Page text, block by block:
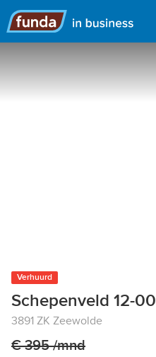
Hoofdmenu
Verhuurd
Schepenveld 12-00
3891 ZK Zeewolde
€ 395 /mnd